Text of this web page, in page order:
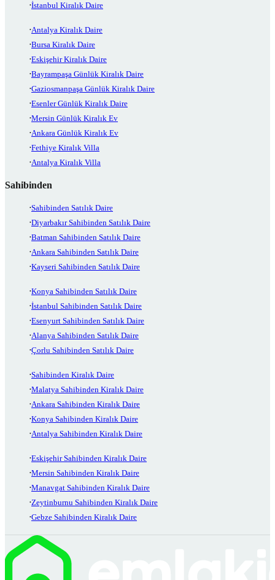
İstanbul Kiralık Daire
Antalya Kiralık Daire
Bursa Kiralık Daire
Eskişehir Kiralık Daire
Bayrampaşa Günlük Kiralık Daire
Gaziosmanpaşa Günlük Kiralık Daire
Esenler Günlük Kiralık Daire
Mersin Günlük Kiralık Ev
Ankara Günlük Kiralık Ev
Fethiye Kiralık Villa
Antalya Kiralık Villa
Sahibinden
Sahibinden Satılık Daire
Diyarbakır Sahibinden Satılık Daire
Batman Sahibinden Satılık Daire
Ankara Sahibinden Satılık Daire
Kayseri Sahibinden Satılık Daire
Konya Sahibinden Satılık Daire
İstanbul Sahibinden Satılık Daire
Esenyurt Sahibinden Satılık Daire
Alanya Sahibinden Satılık Daire
Çorlu Sahibinden Satılık Daire
Sahibinden Kiralık Daire
Malatya Sahibinden Kiralık Daire
Ankara Sahibinden Kiralık Daire
Konya Sahibinden Kiralık Daire
Antalya Sahibinden Kiralık Daire
Eskişehir Sahibinden Kiralık Daire
Mersin Sahibinden Kiralık Daire
Manavgat Sahibinden Kiralık Daire
Zeytinburnu Sahibinden Kiralık Daire
Gebze Sahibinden Kiralık Daire